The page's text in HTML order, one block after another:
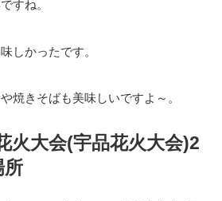
すね。
しかったです。
焼きそばも美味しいですよ～。
火大会(宇品花火大会)2
所